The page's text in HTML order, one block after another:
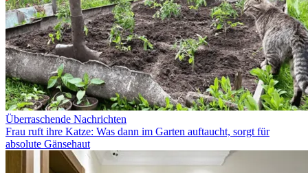
Überraschende Nachrichten
Frau ruft ihre Katze: Was dann im Garten auftaucht, sorgt für
absolute Gänsehaut